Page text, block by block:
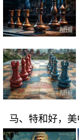
马、特和好，美